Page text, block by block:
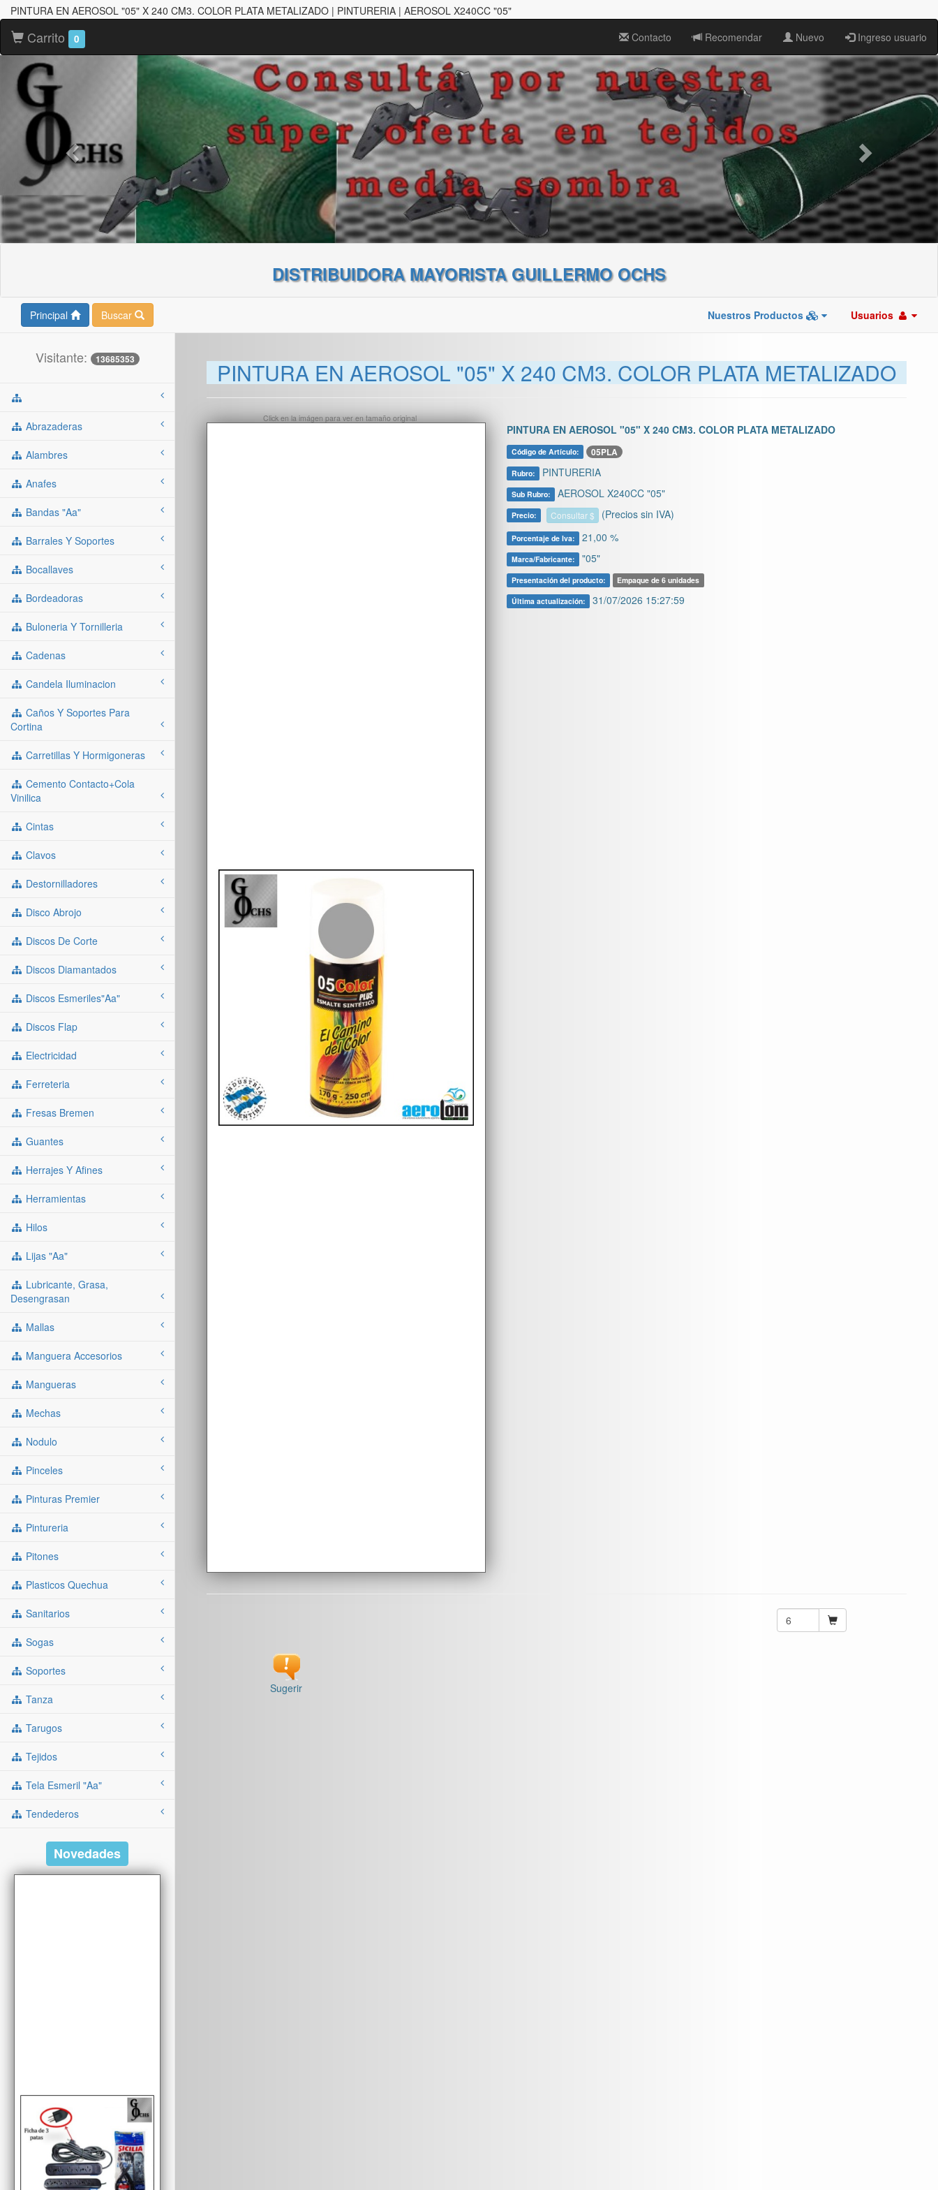
PINTURA EN AEROSOL "05" X 240 CM3. COLOR PLATA METALIZADO | PINTURERIA | AEROSOL X240CC "05"
Carrito 0 Contacto Recomendar Nuevo Ingreso usuario
DISTRIBUIDORA MAYORISTA GUILLERMO OCHS
Principal Buscar Nuestros Productos Usuarios
Visitante: 13685353
Abrazaderas
Alambres
Anafes
Bandas "aa"
Barrales Y Soportes
Bocallaves
Bordeadoras
Buloneria Y Tornilleria
Cadenas
Candela Iluminacion
Caños Y Soportes Para
Cortina
Carretillas Y Hormigoneras
Cemento Contacto+cola
Vinilica
Cintas
Clavos
Destornilladores
Disco Abrojo
Discos De Corte
Discos Diamantados
Discos Esmeriles"aa"
Discos Flap
Electricidad
Ferreteria
Fresas Bremen
Guantes
Herrajes Y Afines
Herramientas
Hilos
Lijas "aa"
Lubricante, Grasa,
Desengrasan
Mallas
Manguera Accesorios
Mangueras
Mechas
Nodulo
Pinceles
Pinturas Premier
Pintureria
Pitones
Plasticos Quechua
Sanitarios
Sogas
Soportes
Tanza
Tarugos
Tejidos
Tela Esmeril "aa"
Tendederos
Novedades
PINTURA EN AEROSOL "05" X 240 CM3. COLOR PLATA METALIZADO
Click en la imágen para ver en tamaño original
PINTURA EN AEROSOL "05" X 240 CM3. COLOR PLATA METALIZADO
Código de Artículo: 05PLA
Rubro: PINTURERIA
Sub Rubro: AEROSOL X240CC "05"
Precio: Consultar $ (Precios sin IVA)
Porcentaje de Iva: 21,00 %
Marca/Fabricante: "05"
Presentación del producto:
Empaque de 6 unidades
Última actualización:
31/07/2026 15:27:59
Sugerir